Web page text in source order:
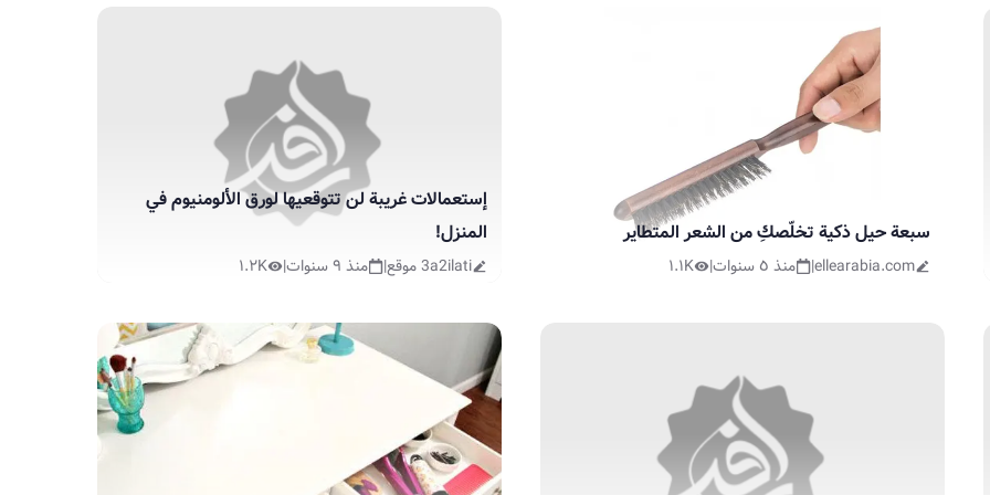
سبعة حيل ذكية تخلّصكِ من الشعر المتطاير
ellearabia.com
| منذ ٥ سنوات | ١.١K
إستعمالات غريبة لن تتوقعيها لورق الألومنيوم في
المنزل!
3a2ilati موقع | منذ ٩ سنوات | ١.٢K